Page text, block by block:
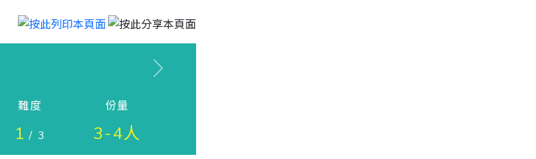
Next
難度
1 / 3
份量
3-4人